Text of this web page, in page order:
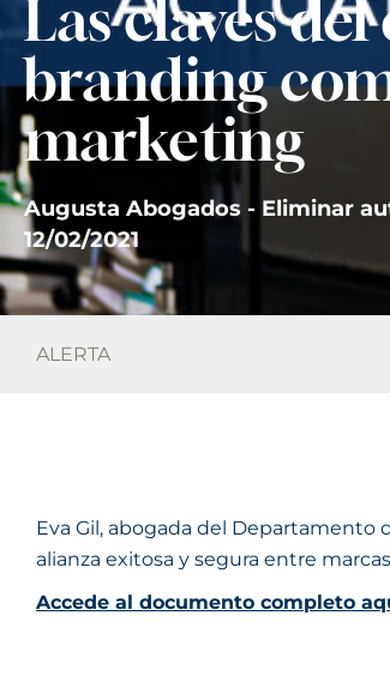
Las claves
branding
marketing
Augusta Abogados - Eliminar
12/02/2021
ALERTA
Eva Gil, abogada del Departamento
alianza exitosa y segura entre
Accede al documento completo